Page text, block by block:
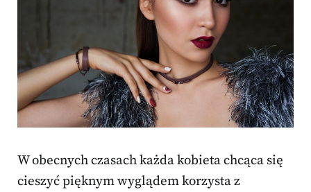
W obecnych czasach każda kobieta chcąca się
cieszyć pięknym wyglądem korzysta z